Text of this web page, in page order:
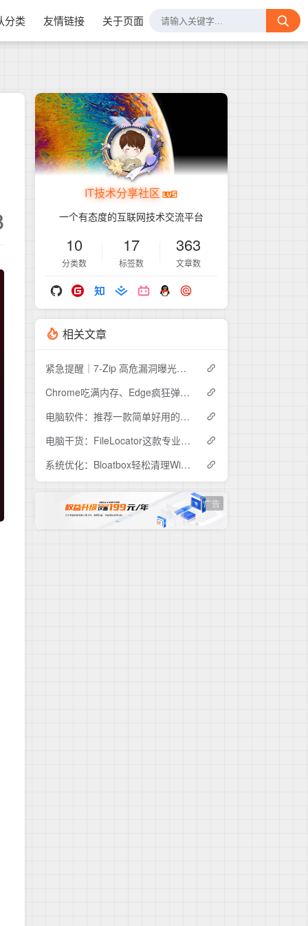
分类 友情链接 关于页面
IT技术分享社区
一个有态度的互联网技术交流平台
10
分类数
17
标签数
363
文章数
相关文章
紧急提醒｜7-Zip 高危漏洞曝光，你的电脑可能正在"裸奔"
Chrome吃满内存、Edge疯狂弹窗？Helium这款开源浏览器安静到离谱
电脑软件：推荐一款简单好用的视频压缩工具ShanaEncoder
电脑干货：FileLocator这款专业文件检索工具，解决99%的文件查找难题
系统优化：Bloatbox轻松清理Win10冗余预装应用
广告